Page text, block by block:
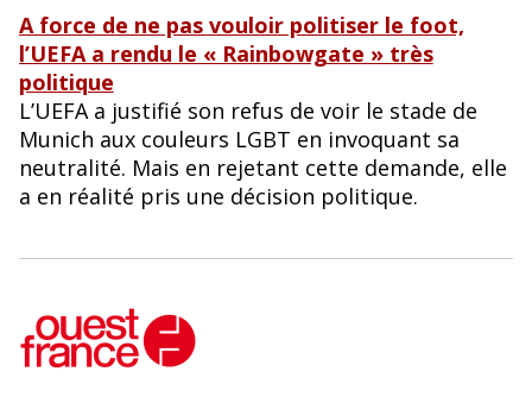
A force de ne pas vouloir politiser le foot,
l’UEFA a rendu le « Rainbowgate » très
politique
L’UEFA a justifié son refus de voir le stade de
Munich aux couleurs LGBT en invoquant sa
neutralité. Mais en rejetant cette demande, elle
a en réalité pris une décision politique.